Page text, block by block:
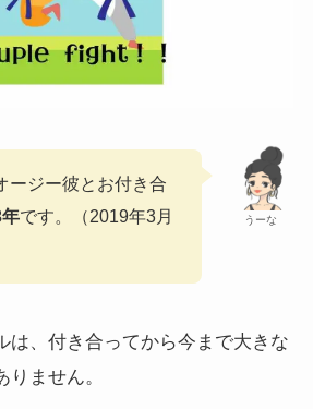
うーな
ージー彼とお付き合
です。（2019年3月
は、付き合ってから今まで大きな
ません。